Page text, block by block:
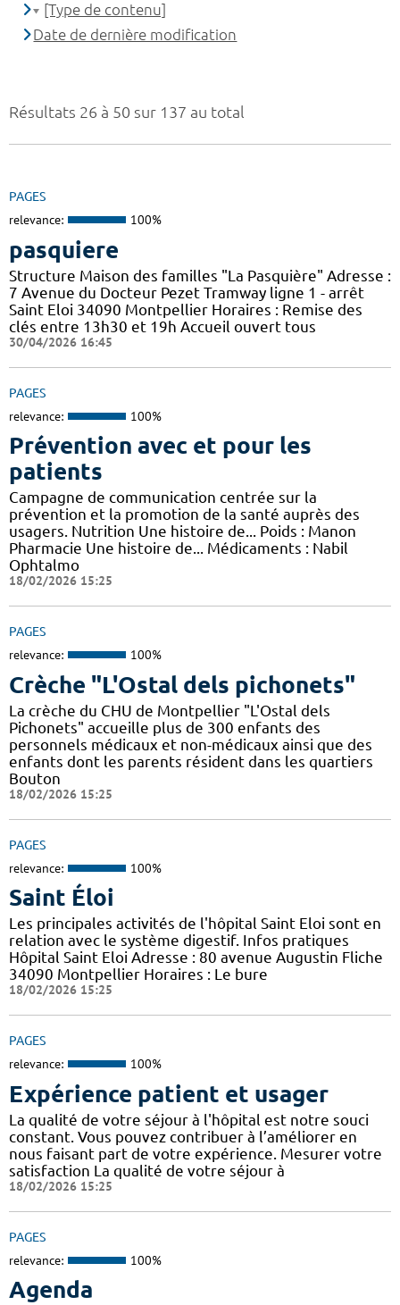
Résultats 26 à 50 sur 137 au total
PAGES
relevance: 100%
pasquiere
Structure Maison des familles "La Pasquière" Adresse :
7 Avenue du Docteur Pezet Tramway ligne 1 - arrêt
Saint Eloi 34090 Montpellier Horaires : Remise des
clés entre 13h30 et 19h Accueil ouvert tous
30/04/2026 16:45
PAGES
relevance: 100%
Prévention avec et pour les
patients
Campagne de communication centrée sur la
prévention et la promotion de la santé auprès des
usagers. Nutrition Une histoire de... Poids : Manon
Pharmacie Une histoire de... Médicaments : Nabil
Ophtalmo
18/02/2026 15:25
PAGES
relevance: 100%
Crèche "L'Ostal dels pichonets"
La crèche du CHU de Montpellier "L'Ostal dels
Pichonets" accueille plus de 300 enfants des
personnels médicaux et non-médicaux ainsi que des
enfants dont les parents résident dans les quartiers
Bouton
18/02/2026 15:25
PAGES
relevance: 100%
Saint Éloi
Les principales activités de l'hôpital Saint Eloi sont en
relation avec le système digestif. Infos pratiques
Hôpital Saint Eloi Adresse : 80 avenue Augustin Fliche
34090 Montpellier Horaires : Le bure
18/02/2026 15:25
PAGES
relevance: 100%
Expérience patient et usager
La qualité de votre séjour à l'hôpital est notre souci
constant. Vous pouvez contribuer à l’améliorer en
nous faisant part de votre expérience. Mesurer votre
satisfaction La qualité de votre séjour à
18/02/2026 15:25
PAGES
relevance: 100%
Agenda
[Type de contenu]
Date de dernière modification